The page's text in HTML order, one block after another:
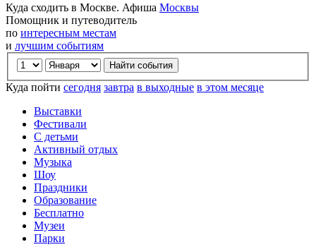
Куда сходить в Москве. Афиша Москвы
Помощник и путеводитель
по интересным местам
и лучшим событиям
Куда пойти сегодня завтра в выходные в этом месяце
Выставки
Фестивали
С детьми
Активный отдых
Музыка
Шоу
Праздники
Образование
Бесплатно
Музеи
Парки